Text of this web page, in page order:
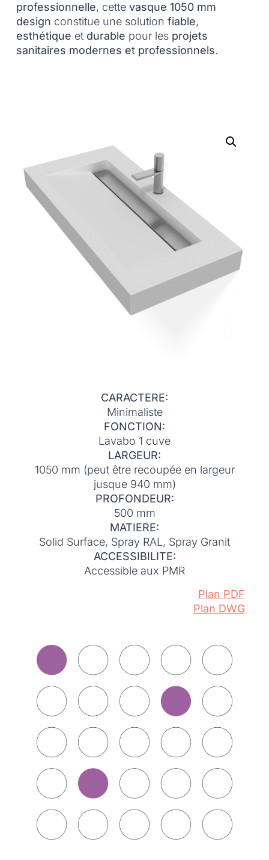
professionnelle, cette vasque 1050 mm
design constitue une solution fiable,
esthétique et durable pour les projets
sanitaires modernes et professionnels.
CARACTERE:
Minimaliste
FONCTION:
Lavabo 1 cuve
LARGEUR:
1050 mm (peut être recoupée en largeur
jusque 940 mm)
PROFONDEUR:
500 mm
MATIERE:
Solid Surface, Spray RAL, Spray Granit
ACCESSIBILITE:
Accessible aux PMR
Plan PDF
Plan DWG